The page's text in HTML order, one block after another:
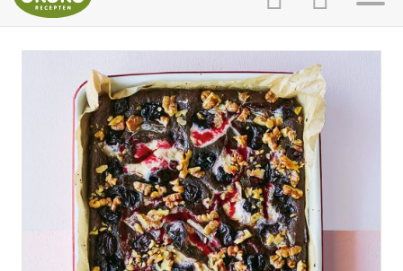
INLOGGEN
AANMELDEN
HOME
RECEPTEN
WEEKMENU'S
KOOKBOEKEN